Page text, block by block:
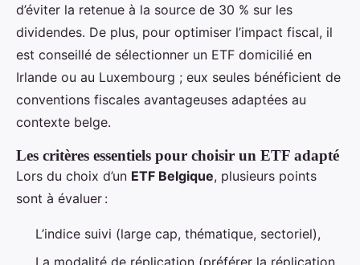
d’éviter la retenue à la source de 30 % sur les
dividendes. De plus, pour optimiser l’impact fiscal, il
est conseillé de sélectionner un ETF domicilié en
Irlande ou au Luxembourg ; eux seules bénéficient de
conventions fiscales avantageuses adaptées au
contexte belge.
Les critères essentiels pour choisir un ETF adapté
Lors du choix d’un ETF Belgique, plusieurs points
sont à évaluer :
L’indice suivi (large cap, thématique, sectoriel),
La modalité de réplication (préférer la réplication